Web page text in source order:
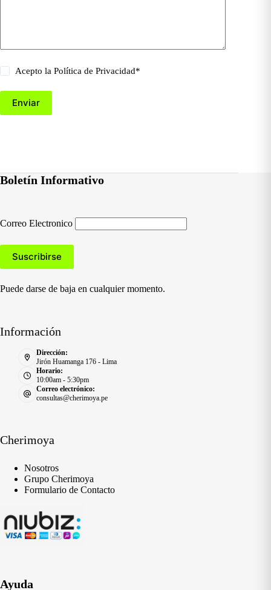
Acepto laPolítica de Privacidad*
Enviar
Boletín Informativo
Correo Electronico
Puede darse de baja en cualquier momento.
Información
Dirección:
Jirón Huamanga 176 - Lima
Horario:
10:00am - 5:30pm
Correo electrónico:
consultas@cherimoya.pe
Cherimoya
Nosotros
Grupo Cherimoya
Formulario de Contacto
Ayuda